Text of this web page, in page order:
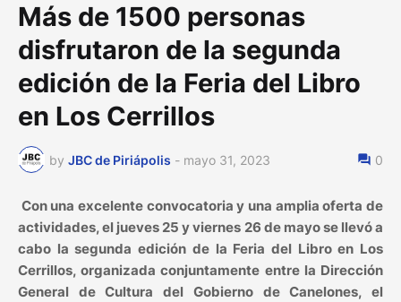
Más de 1500 personas
disfrutaron de la segunda
edición de la Feria del Libro
en Los Cerrillos
by JBC de Piriápolis - mayo 31, 2023 0
Con una excelente convocatoria y una amplia oferta de
actividades, el jueves 25 y viernes 26 de mayo se llevó a
cabo la segunda edición de la Feria del Libro en Los
Cerrillos, organizada conjuntamente entre la Dirección
General de Cultura del Gobierno de Canelones, el